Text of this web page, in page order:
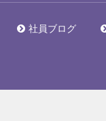
社員ブログ